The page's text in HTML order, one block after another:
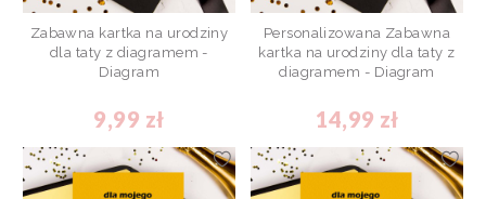
Zabawna kartka na urodziny
dla taty z diagramem -
Diagram
9,99 zł
Personalizowana Zabawna
kartka na urodziny dla taty z
diagramem - Diagram
14,99 zł